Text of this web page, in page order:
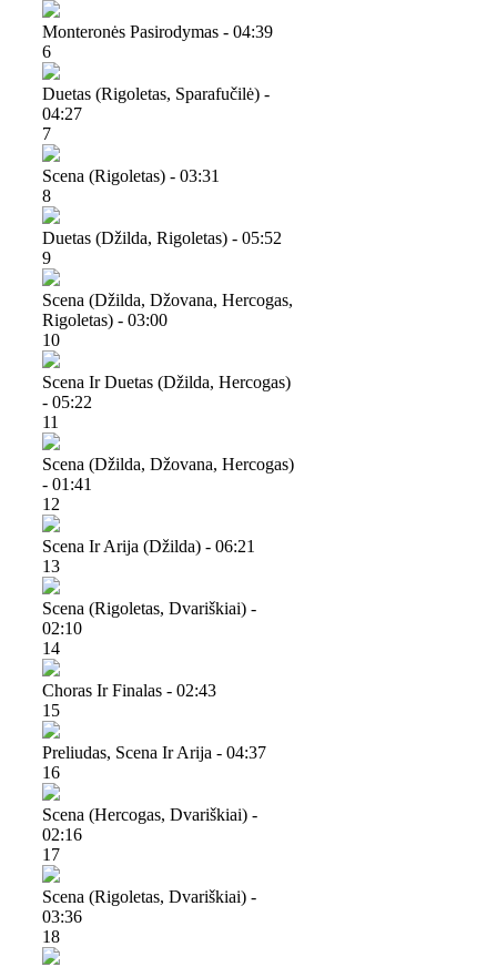
Monteronės Pasirodymas - 04:39
6
Duetas (rigoletas, Sparafučilė) -
04:27
7
Scena (rigoletas) - 03:31
8
Duetas (džilda, Rigoletas) - 05:52
9
Scena (džilda, Džovana, Hercogas,
Rigoletas) - 03:00
10
Scena Ir Duetas (džilda, Hercogas)
- 05:22
11
Scena (džilda, Džovana, Hercogas)
- 01:41
12
Scena Ir Arija (džilda) - 06:21
13
Scena (rigoletas, Dvariškiai) -
02:10
14
Choras Ir Finalas - 02:43
15
Preliudas, Scena Ir Arija - 04:37
16
Scena (hercogas, Dvariškiai) -
02:16
17
Scena (rigoletas, Dvariškiai) -
03:36
18